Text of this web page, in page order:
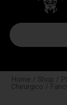
Home / Shop /
Chirurgico /